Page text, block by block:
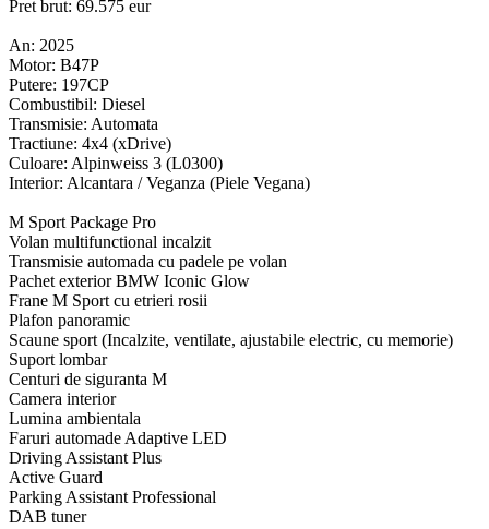
Pret brut: 69.575 eur
An: 2025
Motor: B47P
Putere: 197CP
Combustibil: Diesel
Transmisie: Automata
Tractiune: 4x4 (xDrive)
Culoare: Alpinweiss 3 (L0300)
Interior: Alcantara / Veganza (Piele Vegana)
M Sport Package Pro
Volan multifunctional incalzit
Transmisie automada cu padele pe volan
Pachet exterior BMW Iconic Glow
Frane M Sport cu etrieri rosii
Plafon panoramic
Scaune sport (Incalzite, ventilate, ajustabile electric, cu memorie)
Suport lombar
Centuri de siguranta M
Camera interior
Lumina ambientala
Faruri automade Adaptive LED
Driving Assistant Plus
Active Guard
Parking Assistant Professional
DAB tuner